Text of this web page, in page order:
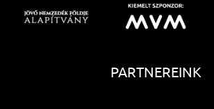
PARTNEREINK